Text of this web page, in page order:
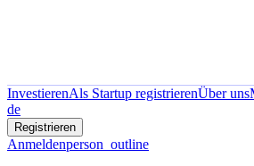
InvestierenAls Startup registrierenÜber uns
de
Registrieren
Anmeldenperson_outline